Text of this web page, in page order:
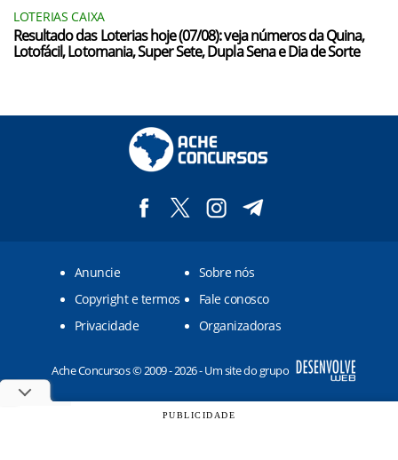
LOTERIAS CAIXA
Resultado das Loterias hoje (07/08): veja números da Quina,
Lotofácil, Lotomania, Super Sete, Dupla Sena e Dia de Sorte
Anuncie
Sobre nós
Copyright e termos
Fale conosco
Privacidade
Organizadoras
Ache Concursos © 2009 - 2026 - Um site do grupo
PUBLICIDADE